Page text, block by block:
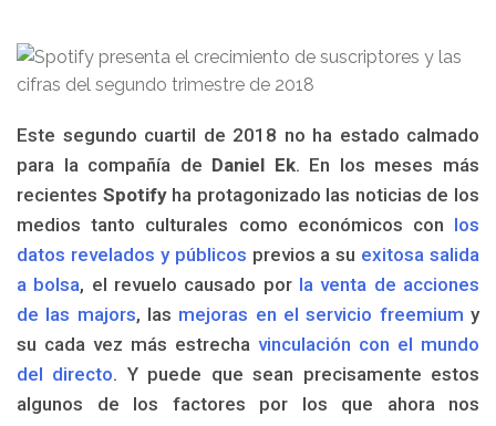
Este segundo cuartil de 2018 no ha estado calmado
para la compañía de Daniel Ek. En los meses más
recientes Spotifyha protagonizado las noticias de los
medios tanto culturales como económicos con los
datos revelados y públicos previos a su exitosa salida
a bolsa, el revuelo causado por la venta de acciones
de las majors, las mejoras en el servicio freemium y
su cada vez más estrecha vinculación con el mundo
del directo. Y puede que sean precisamente estos
algunos de los factores por los que ahora nos